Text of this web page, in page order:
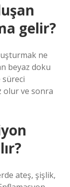
gelir?
ne
beyaz doku
olur ve sonra
ateş, şişlik,